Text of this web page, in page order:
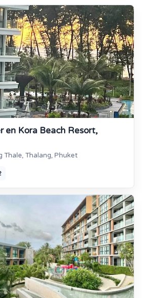
en Kora Beach Resort,
Thale, Thalang, Phuket